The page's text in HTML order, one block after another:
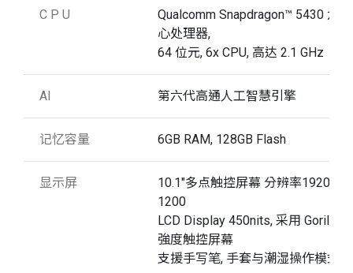
C P U
Qualcomm Snapdragon™ 5430 六核
心处理器,
64 位元, 6x CPU, 高达 2.1 GHz
AI 第六代高通人工智慧引擎
记忆容量 6GB RAM, 128GB Flash
显示屏
10.1"多点触控屏幕 分辨率1920 x
1200
LCD Display 450nits, 采用 Gorilla
強度触控屏幕
支援手写笔, 手套与潮湿操作模式